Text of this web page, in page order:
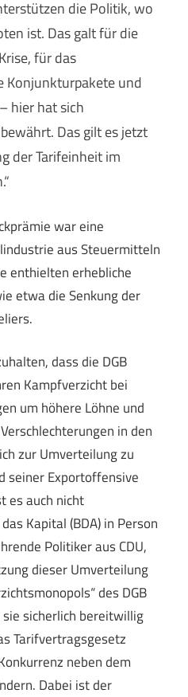
die Politik, wo
ist. Das galt für die
für das
Konjunkturpakete und
hier hat sich
Das gilt es jetzt
der Tarifeinheit im
war eine
aus Steuermitteln
enthielten erhebliche
etwa die Senkung der
dass die DGB
Kampfverzicht bei
um höhere Löhne und
in den
zur Umverteilung zu
seiner Exportoffensive
es auch nicht
Kapital (BDA) in Person
Politiker aus CDU,
dieser Umverteilung
des DGB
sicherlich bereitwillig
Tarifvertragsgesetz
neben dem
Dabei ist der